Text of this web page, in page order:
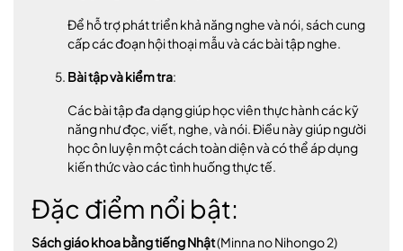
Để hỗ trợ phát triển khả năng nghe và nói, sách cung
cấp các đoạn hội thoại mẫu và các bài tập nghe.
Bài tập và kiểm tra:
Các bài tập đa dạng giúp học viên thực hành các kỹ
năng như đọc, viết, nghe, và nói. Điều này giúp người
học ôn luyện một cách toàn diện và có thể áp dụng
kiến thức vào các tình huống thực tế.
Đặc điểm nổi bật:
Sách giáo khoa bằng tiếng Nhật(Minna no Nihongo 2)